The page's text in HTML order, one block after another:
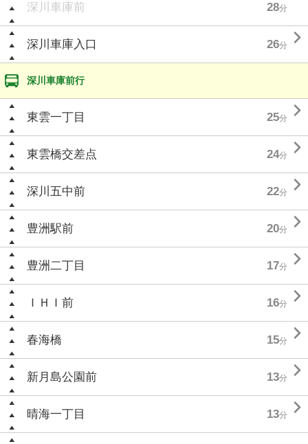
深川車庫前 28分
深川車庫入口 26分 
深川車庫前行
東雲一丁目 25分 
東雲橋交差点 24分 
深川五中前 22分 
豊洲駅前 20分 
豊洲二丁目 17分 
ＩＨＩ前 16分 
春海橋 15分 
新月島公園前 13分 
晴海一丁目 13分 